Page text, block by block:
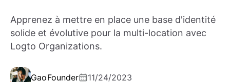
Apprenez à mettre en place une base d'identité
solide et évolutive pour la multi-location avec
Logto Organizations.
GaoFounder 11/24/2023